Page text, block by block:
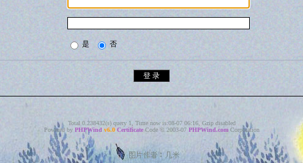
是 否
Total 0.238432(s) query 1, Time now is:08-07 06:16, Gzip disabled
Powered by PHPWind v6.0 Certificate Code © 2003-07 PHPWind.com Corporation